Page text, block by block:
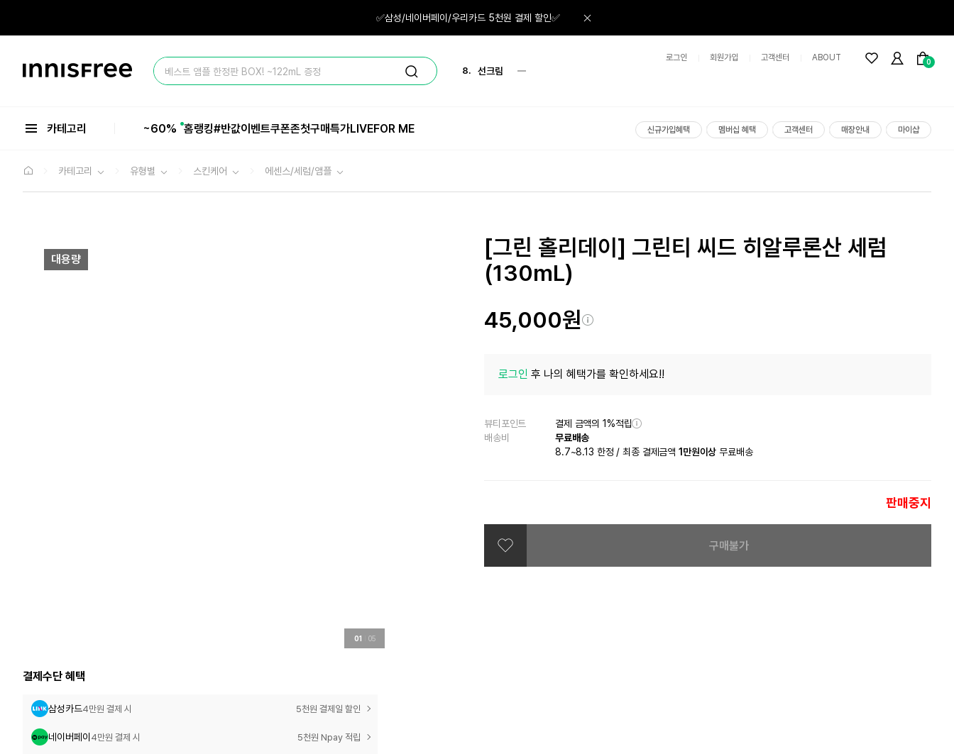
으
✅삼성/네이버페이/우리카드 5천원 결제 할인✅
이
베스트 앰플 한정판 BOX! ~122mL 증정
6. 그린티
8. 선크림
로그인 회원가입 고객센터 ABOUT 0
카테고리 ~60% 홈랭킹#반값이벤트쿠폰존첫구매특가LIVEFOR ME 신규가입혜택 멤버십 혜택 고객센터 매장안내 마이샵
카테고리 유형별 스킨케어 에센스/세럼/앰플
대용량
01 05
결제수단 혜택
삼성카드4만원 결제 시 5천원 결제일 할인
네이버페이 4만원 결제 시 5천원 Npay 적립
[그린 홀리데이] 그린티 씨드 히알루론산 세럼
(130mL)
45,000원
로그인 후 나의 혜택가를 확인하세요!!
뷰티포인트
결제 금액의 1%적립
배송비
무료배송
8.7~8.13 한정 /최종 결제금액 1만원이상 무료배송
판매중지
구매불가